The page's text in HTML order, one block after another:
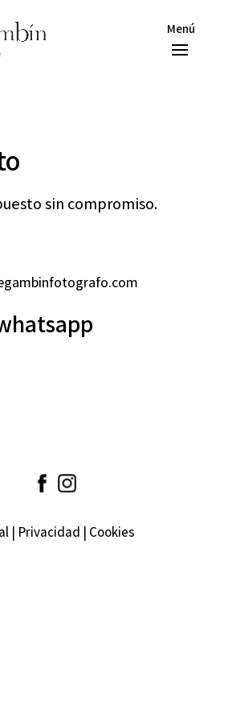
sin compromiso.
| Privacidad | Cookies